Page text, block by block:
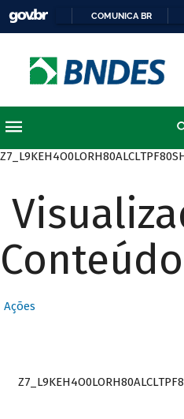
COMUNICA BR
Ações